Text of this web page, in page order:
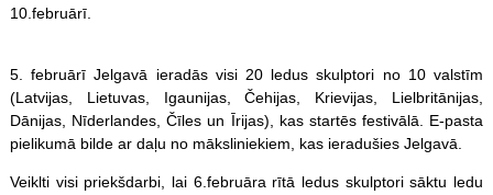
10.februārī.
5. februārī Jelgavā ieradās visi 20 ledus skulptori no 10 valstīm
(Latvijas, Lietuvas, Igaunijas, Čehijas, Krievijas, Lielbritānijas,
Dānijas, Nīderlandes, Čīles un Īrijas), kas startēs festivālā. E-pasta
pielikumā bilde ar daļu no māksliniekiem, kas ieradušies Jelgavā.
Veiklti visi priekšdarbi, lai 6.februāra rītā ledus skulptori sāktu ledu